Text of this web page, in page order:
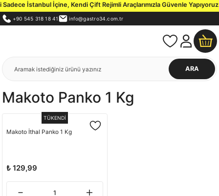
İstanbul İçine, Kendi Çift Rejimli Araçlarımızla Güvenle Yapıyoruz.
+90 545 318 18 41 info@gastro34.com.tr
ARA
Makoto Panko 1 Kg
TÜKENDİ
Makoto İthal Panko 1 Kg
₺ 129,99